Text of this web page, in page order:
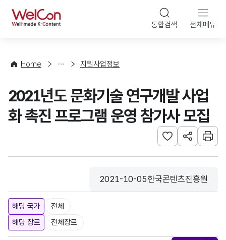
WelCon 통합검색 전체메뉴
Home
사
청
지원사업정보
2021년도 문화기술 연구개발 사업
화 촉진 프로그램 운영 참가사 모집
관심사 등록하기
URL 공유하
인쇄
등록일
2021-10-05
수집기관
한국콘텐츠진흥원
해당 국가
전체
해당 장르
전체장르